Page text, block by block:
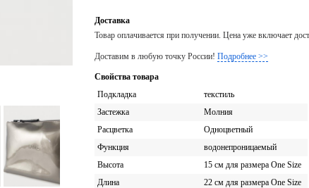
Доставка
Товар оплачивается при получении. Цена уже включает
Доставим в любую точку России! Подробнее >>
Свойства товара
Подкладка
текстиль
Застежка
Молния
Расцветка
Одноцветный
Функция
водонепроницаемый
Высота
15 см для размера One Size
Длина
22 см для размера One Size